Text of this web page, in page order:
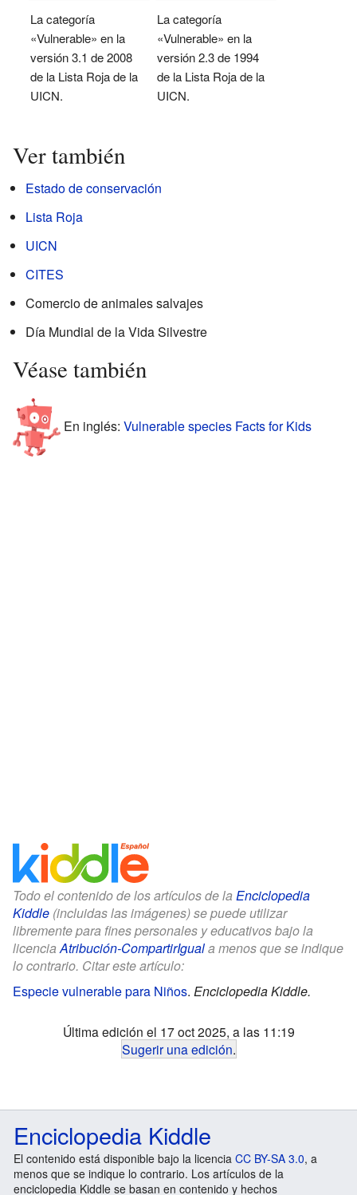
La categoría
«Vulnerable» en la
versión 3.1 de 2008
de la Lista Roja de la
UICN.
La categoría
«Vulnerable» en la
versión 2.3 de 1994
de la Lista Roja de la
UICN.
Ver también
Estado de conservación
Lista Roja
UICN
CITES
Comercio de animales salvajes
Día Mundial de la Vida Silvestre
Véase también
En inglés: Vulnerable species Facts for Kids
Todo el contenido de los artículos de la Enciclopedia
Kiddle (incluidas las imágenes) se puede utilizar
libremente para fines personales y educativos bajo la
licenciaAtribución-CompartirIguala menos que se indique
lo contrario. Citar este artículo:
Especie vulnerable para Niños. Enciclopedia Kiddle.
Última edición el 17 oct 2025, a las 11:19
Sugerir una edición.
Enciclopedia Kiddle
El contenido está disponible bajo la licencia CC BY-SA 3.0, a
menos que se indique lo contrario. Los artículos de la
enciclopedia Kiddle se basan en contenido y hechos